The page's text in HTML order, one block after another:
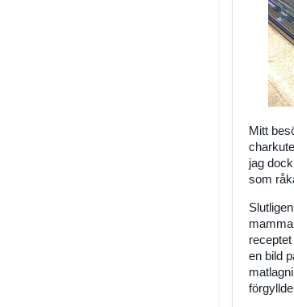
Mitt
jag
som
en bild